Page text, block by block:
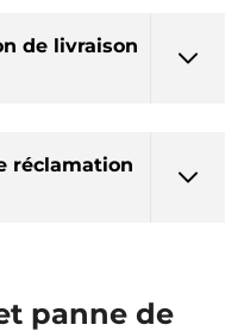
de livraison
réclamation
panne de